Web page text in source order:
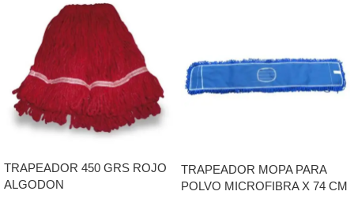
TRAPEADOR 450 GRS ROJO
ALGODON
TRAPEADOR MOPA PARA
POLVO MICROFIBRA X 74 CM